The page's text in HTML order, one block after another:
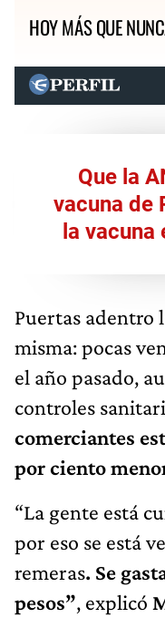
HOY MÁS QUE
Que la
vacuna de
la vacuna
Puertas adentro
misma: pocas
el año pasado,
controles
comerciantes
por ciento
“La gente está
por eso se está
remeras. Se
pesos”, explicó